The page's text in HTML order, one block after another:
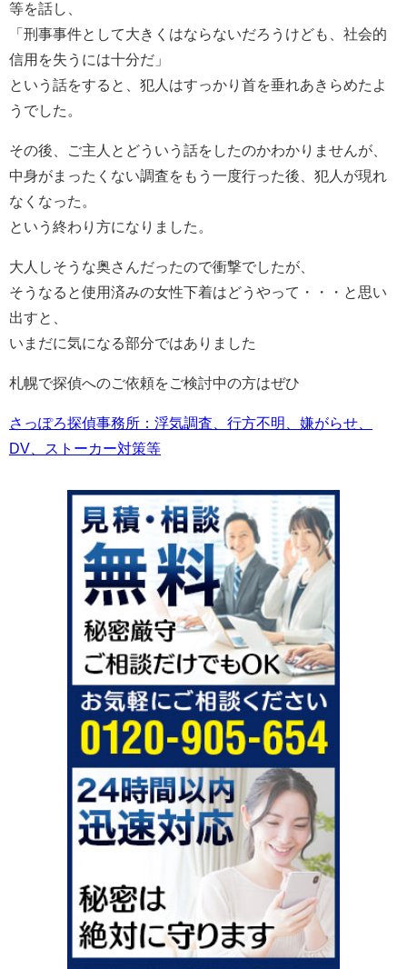
等を話し、
「刑事事件として大きくはならないだろうけども、社会的
信用を失うには十分だ」
という話をすると、犯人はすっかり首を垂れあきらめたよ
うでした。
その後、ご主人とどういう話をしたのかわかりませんが、
中身がまったくない調査をもう一度行った後、犯人が現れ
なくなった。
という終わり方になりました。
大人しそうな奥さんだったので衝撃でしたが、
そうなると使用済みの女性下着はどうやって・・・と思い
出すと、
いまだに気になる部分ではありました
札幌で探偵へのご依頼をご検討中の方はぜひ
さっぽろ探偵事務所：浮気調査、行方不明、嫌がらせ、
DV、ストーカー対策等